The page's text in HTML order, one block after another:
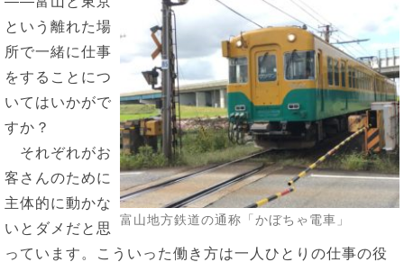
富山地方鉄道の通称「かぼちゃ電車」
という離れた場
所で一緒に仕事
をすることにつ
いてはいかがで
すか？
それぞれがお
客さんのために
主体的に動かな
いとダメだと思
っています。こういった働き方は一人ひとりの仕事の役